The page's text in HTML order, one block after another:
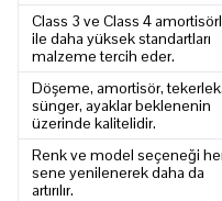
Class 3 ve Class 4
ile daha yüksek standartları
malzeme tercih eder.
Döşeme, amortisör, tekerlek,
sünger, ayaklar beklenenin
üzerinde kalitelidir.
Renk ve model seçeneği
sene yenilenerek daha da
artırılır.